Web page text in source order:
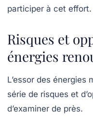
participer à cet effort.
Risques et
énergies
L’essor des énergies
série de risques et
d’examiner de près.